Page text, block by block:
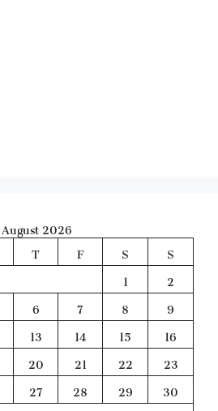
August 2026
T F S
S
1
2
6 7 8
9
13 14 15
16
20 21 22
23
27 28 29
30